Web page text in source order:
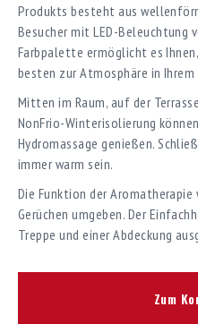
Produkts besteht aus
Besucher mit LED-Beleuchtung
Farbpalette ermöglicht es
besten zur Atmosphäre in Ihrem
Mitten im Raum, auf der
NonFrio-Winterisolierung
Hydromassage genießen.
immer warm sein.
Die Funktion der Aromatherapie
Gerüchen umgeben. Der
Treppe und einer Abdeckung
Zum